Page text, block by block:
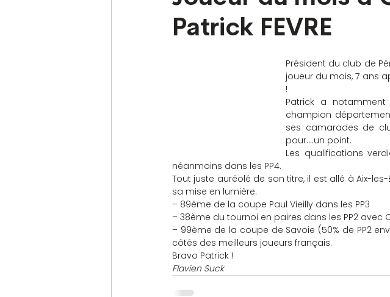
Patrick FEVRE
Président du club de
joueur du mois, 7 ans
!
Patrick a
champion
ses camarades de club
pour….un point.
Les qualifications
néanmoins dans les PP4.
Tout juste auréolé de son titre, il est allé à Aix-
sa mise en lumière.
– 89ème de la coupe Paul Vieilly dans les PP3
– 38ème du tournoi en paires dans les PP2 avec
– 99ème de la coupe de Savoie (50% de PP2
côtés des meilleurs joueurs français.
Bravo Patrick !
Flavien Suck